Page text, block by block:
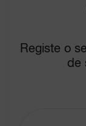
Registe o
de